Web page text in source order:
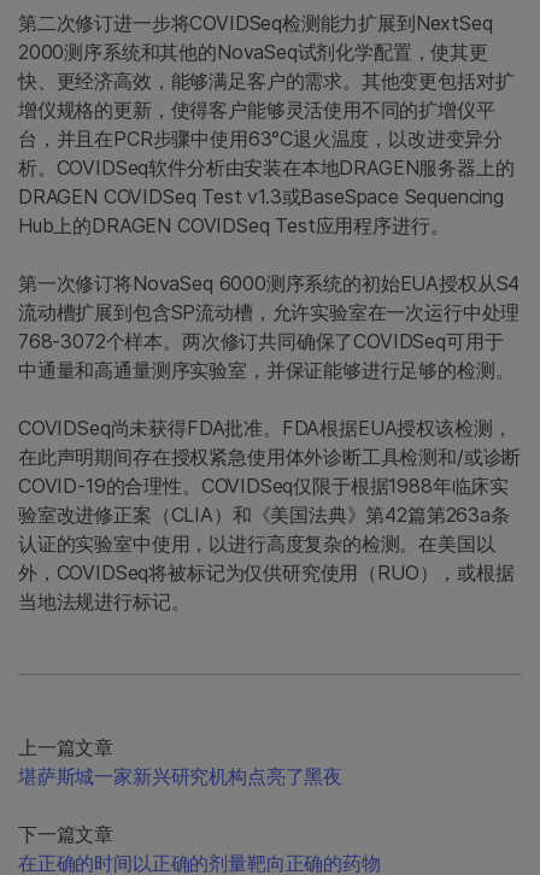
第二次修订进一步将COVIDSeq检测能力扩展到NextSeq
2000测序系统和其他的NovaSeq试剂化学配置，使其更
快、更经济高效，能够满足客户的需求。其他变更包括对扩
增仪规格的更新，使得客户能够灵活使用不同的扩增仪平
台，并且在PCR步骤中使用63°C退火温度，以改进变异分
析。COVIDSeq软件分析由安装在本地DRAGEN服务器上的
DRAGEN COVIDSeq Test v1.3或BaseSpace Sequencing
Hub上的DRAGEN COVIDSeq Test应用程序进行。
第一次修订将NovaSeq 6000测序系统的初始EUA授权从S4
流动槽扩展到包含SP流动槽，允许实验室在一次运行中处理
768-3072个样本。两次修订共同确保了COVIDSeq可用于
中通量和高通量测序实验室，并保证能够进行足够的检测。
COVIDSeq尚未获得FDA批准。FDA根据EUA授权该检测，
在此声明期间存在授权紧急使用体外诊断工具检测和/或诊断
COVID-19的合理性。COVIDSeq仅限于根据1988年临床实
验室改进修正案（CLIA）和《美国法典》第42篇第263a条
认证的实验室中使用，以进行高度复杂的检测。在美国以
外，COVIDSeq将被标记为仅供研究使用（RUO），或根据
当地法规进行标记。
上一篇文章
堪萨斯城一家新兴研究机构点亮了黑夜
下一篇文章
在正确的时间以正确的剂量靶向正确的药物